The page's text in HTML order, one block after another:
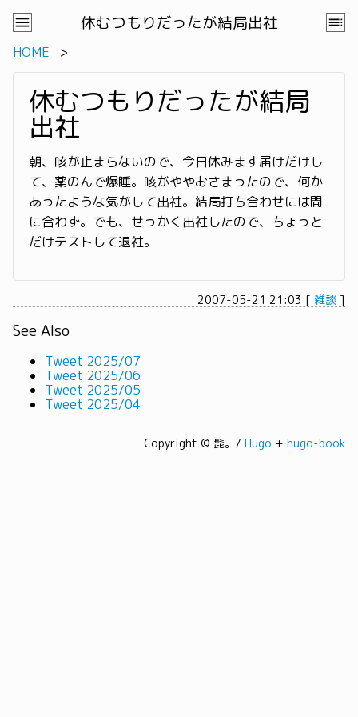
休むつもりだったが結局出社
HOME
休むつもりだったが結局
出社
朝、咳が止まらないので、今日休みます届けだけし
て、薬のんで爆睡。咳がややおさまったので、何か
あったような気がして出社。結局打ち合わせには間
に合わず。でも、せっかく出社したので、ちょっと
だけテストして退社。
2007-05-21 21:03 [ 雑談 ]
See Also
Tweet 2025/07
Tweet 2025/06
Tweet 2025/05
Tweet 2025/04
Copyright © 髭。/ Hugo + hugo-book